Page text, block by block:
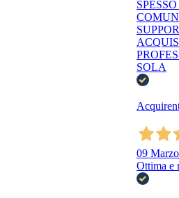
SOLA
09
Ottima e